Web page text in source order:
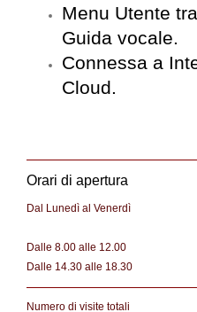
Menu Utente
Guida vocale.
Connessa a
Cloud.
Orari di apertura
Dal Lunedì al Venerdì
Dalle 8.00 alle 12.00
Dalle 14.30 alle 18.30
Numero di visite totali